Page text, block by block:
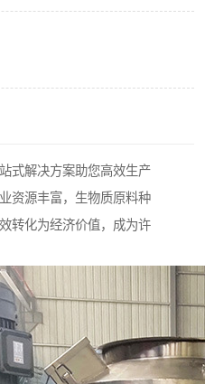
式解决方案助您高效生产
资源丰富，生物质原料种
转化为经济价值，成为许